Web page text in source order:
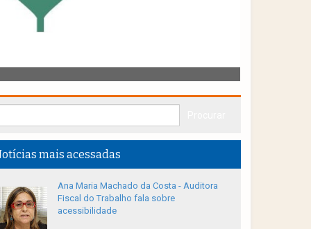
mais acessadas
Ana Maria Machado da Costa - Auditora
Fiscal do Trabalho fala sobre
acessibilidade